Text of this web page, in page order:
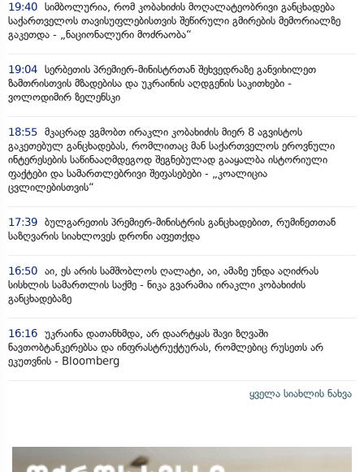
19:40 სიმბოლურია, რომ კობახიძის მოღალატეობრივი განცხადება
საქართველოს თავისუფლებისთვის შეწირული გმირების მემორიალზე
გაკეთდა - „ნაციონალური მოძრაობა“
19:04 სერბეთის პრემიერ-მინისტრთან შეხვედრაზე განვიხილეთ
ზამთრისთვის მზადებისა და უკრაინის აღდგენის საკითხები -
ვოლოდიმირ ზელენსკი
18:55 მკაცრად ვგმობთ ირაკლი კობახიძის მიერ 8 აგვისტოს
გაკეთებულ განცხადებას, რომლითაც მან საქართველოს ეროვნული
ინტერესების საწინააღმდეგოდ შეგნებულად გააყალბა ისტორიული
ფაქტები და სამართლებრივი შეფასებები - „კოალიცია
ცვლილებისთვის“
17:39 ბულგარეთის პრემიერ-მინისტრის განცხადებით, რუმინეთთან
საზღვარის სიახლოვეს დრონი აფეთქდა
16:50 აი, ეს არის სამშობლოს ღალატი, აი, ამაზე უნდა აღიძრას
სისხლის სამართლის საქმე - ნიკა გვარამია ირაკლი კობახიძის
განცხადებაზე
16:16 უკრაინა დათანხმდა, არ დაარტყას შავი ზღვაში
ნავთობტანკერებსა და ინფრასტრუქტურას, რომლებიც რუსეთს არ
ეკუთვნის - Bloomberg
ყველა სიახლის ნახვა